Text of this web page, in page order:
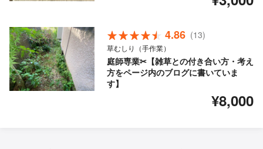
4.86 (13)
草むしり（手作業）
庭師専業✂【雑草との付き合い方・考え
方をページ内のブログに書いていま
す】
¥8,000